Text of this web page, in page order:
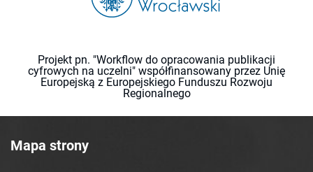
Projekt pn. "Workflow do opracowania publikacji
cyfrowych na uczelni" współfinansowany przez Unię
Europejską z Europejskiego Funduszu Rozwoju
Regionalnego
Mapa strony